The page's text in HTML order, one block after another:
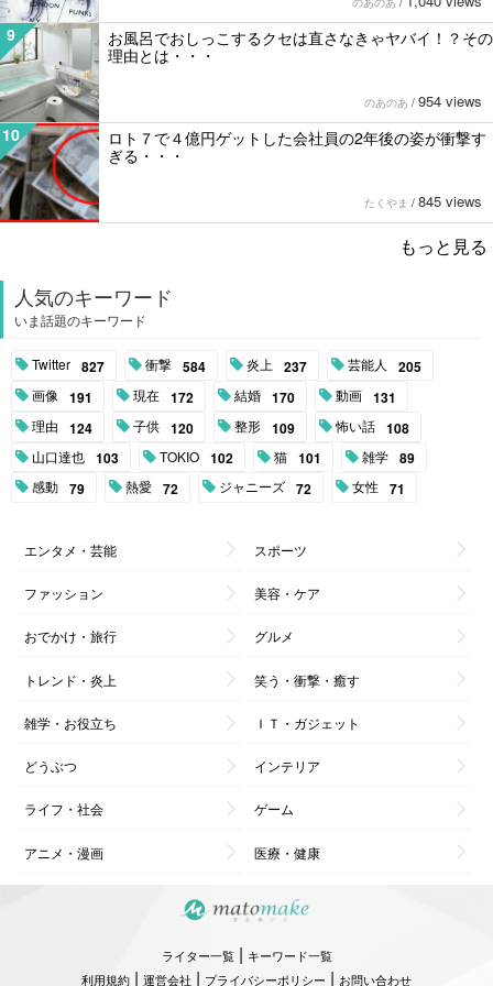
9
お風呂でおしっこするクセは直さなきゃヤバイ！？その
理由とは・・・
のあのあ / 954 views
10
ロト７で４億円ゲットした会社員の2年後の姿が衝撃す
ぎる・・・
たくやま / 845 views
もっと見る
人気のキーワード
いま話題のキーワード
Twitter 827 衝撃 584 炎上 237 芸能人 205
画像 191 現在 172 結婚 170 動画 131
理由 124 子供 120 整形 109 怖い話 108
山口達也 103 TOKIO 102 猫 101 雑学 89
感動 79 熱愛 72 ジャニーズ 72 女性 71
エンタメ・芸能 スポーツ
ファッション 美容・ケア
おでかけ・旅行 グルメ
トレンド・炎上 笑う・衝撃・癒す
雑学・お役立ち ＩＴ・ガジェット
どうぶつ インテリア
ライフ・社会 ゲーム
アニメ・漫画 医療・健康
ライター一覧| キーワード一覧
利用規約 | 運営会社 | プライバシーポリシー | お問い合わせ